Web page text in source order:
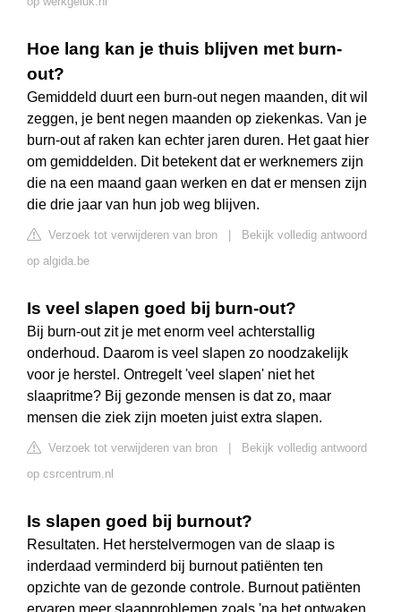
Hoe lang kan je thuis blijven met burn-
out?
Gemiddeld duurt een burn-out negen maanden, dit wil
zeggen, je bent negen maanden op ziekenkas. Van je
burn-out af raken kan echter jaren duren. Het gaat hier
om gemiddelden. Dit betekent dat er werknemers zijn
die na een maand gaan werken en dat er mensen zijn
die drie jaar van hun job weg blijven.
Verzoek tot verwijderen van bron
Bekijk volledig antwoord
op algida.be
Is veel slapen goed bij burn-out?
Bij burn-out zit je met enorm veel achterstallig
onderhoud. Daarom is veel slapen zo noodzakelijk
voor je herstel. Ontregelt 'veel slapen' niet het
slaapritme? Bij gezonde mensen is dat zo, maar
mensen die ziek zijn moeten juist extra slapen.
Verzoek tot verwijderen van bron
Bekijk volledig antwoord
op csrcentrum.nl
Is slapen goed bij burnout?
Resultaten. Het herstelvermogen van de slaap is
inderdaad verminderd bij burnout patiënten ten
opzichte van de gezonde controle. Burnout patiënten